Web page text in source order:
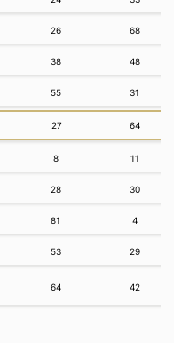
26 68
38 48
55 31
27 64
8 11
28 30
81 4
53 29
64 42